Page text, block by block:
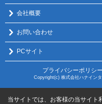
会社概要
お問い合わせ
PCサイト
プライバシーポリシー
Copyright(c) 株式会社ハナイン
当サイトでは、お客様の当サイト